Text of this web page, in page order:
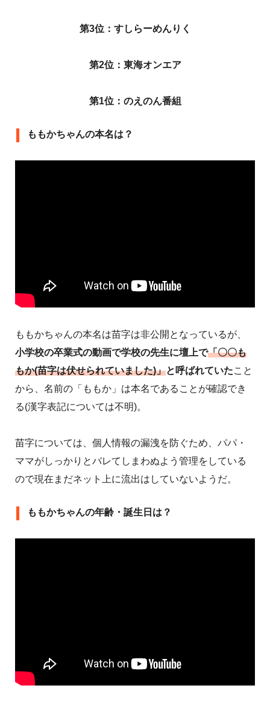
第3位：すしらーめんりく
第2位：東海オンエア
第1位：のえのん番組
ももかちゃんの本名は？
ももかちゃんの本名は苗字は非公開となっているが、
小学校の卒業式の動画で学校の先生に壇上で「〇〇も
もか(苗字は伏せられていました)」と呼ばれていたこと
から、名前の「ももか」は本名であることが確認でき
る(漢字表記については不明)。
苗字については、個人情報の漏洩を防ぐため、パパ・
ママがしっかりとバレてしまわぬよう管理をしている
ので現在まだネット上に流出はしていないようだ。
ももかちゃんの年齢・誕生日は？